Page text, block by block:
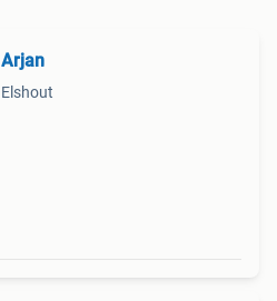
Arjan
Elshout